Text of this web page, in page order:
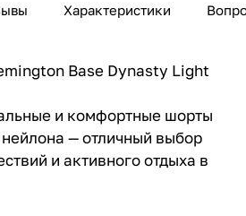
Характеристики
Base Dynasty Light
и комфортные шорты
нейлона — отличный выбор
и активного отдыха в